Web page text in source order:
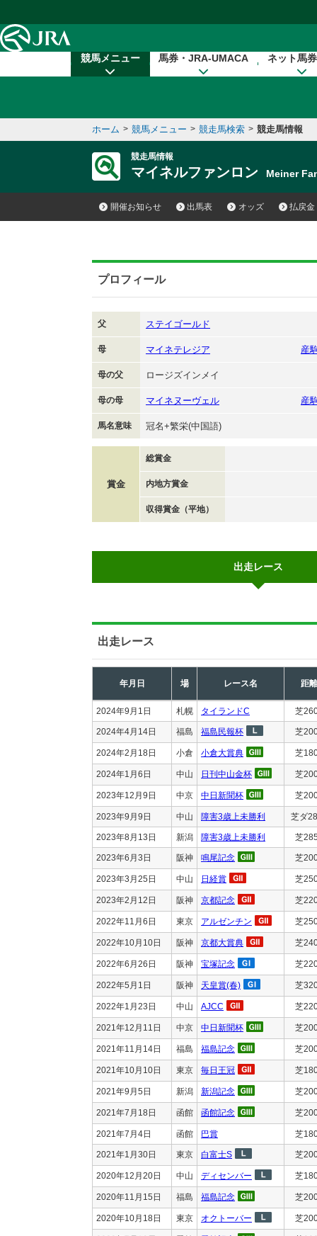
競馬メニュー 馬券・JRA-UMACA ネット馬
ホーム > 競馬メニュー > 競走馬検索 > 競走馬情報
競走馬情報
マイネルファンロン Meiner
開催お知らせ 出馬表 オッズ 払戻金
プロフィール
父 ステイゴールド
母 マイネテレジア 産
母の父 ロージズインメイ
母の母 マイネヌーヴェル 産
馬名意味 冠名+繁栄(中国語)
賞金
総賞金
内地方賞金
収得賞金（平地）
出走レース
出走レース
年月日 場 レース名 距離
2024年9月1日 札幌 タイランドC 芝
2024年4月14日 福島 福島民報杯 芝
2024年2月18日 小倉 小倉大賞典 芝
2024年1月6日 中山 日刊中山金杯 芝
2023年12月9日 中京 中日新聞杯 芝
2023年9月9日 中山 障害3歳上未勝利 芝ダ
2023年8月13日 新潟 障害3歳上未勝利 芝
2023年6月3日 阪神 鳴尾記念 芝
2023年3月25日 中山 日経賞 芝
2023年2月12日 阪神 京都記念 芝
2022年11月6日 東京 アルゼンチン 芝
2022年10月10日 阪神 京都大賞典 芝
2022年6月26日 阪神 宝塚記念 芝
2022年5月1日 阪神 天皇賞(春) 芝
2022年1月23日 中山 AJCC 芝
2021年12月11日 中京 中日新聞杯 芝
2021年11月14日 福島 福島記念 芝
2021年10月10日 東京 毎日王冠 芝
2021年9月5日 新潟 新潟記念 芝
2021年7月18日 函館 函館記念 芝
2021年7月4日 函館 巴賞 芝
2021年1月30日 東京 白富士S 芝
2020年12月20日 中山 ディセンバー 芝
2020年11月15日 福島 福島記念 芝
2020年10月18日 東京 オクトーバー 芝